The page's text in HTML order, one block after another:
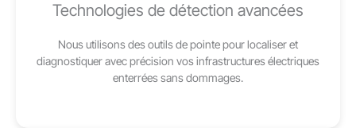
Technologies de détection avancées
Nous utilisons des outils de pointe pour localiser et
diagnostiquer avec précision vos infrastructures électriques
enterrées sans dommages.